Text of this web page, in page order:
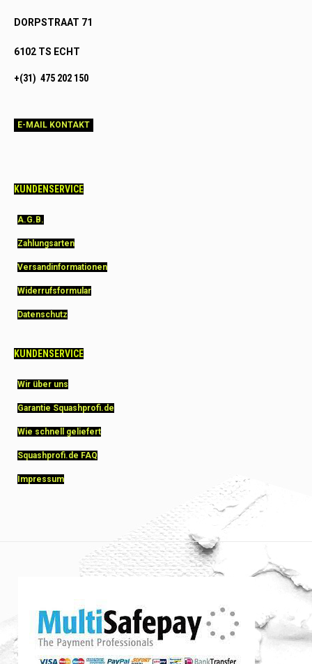
DORPSTRAAT 71
6102 TS ECHT
+(31) 475 202 150
E-MAIL KONTAKT
KUNDENSERVICE
A.G.B.
Zahlungsarten
Versandinformationen
Widerrufsformular
Datenschutz
KUNDENSERVICE
Wir über uns
Garantie Squashprofi.de
Wie schnell geliefert
Squashprofi.de FAQ
Impressum